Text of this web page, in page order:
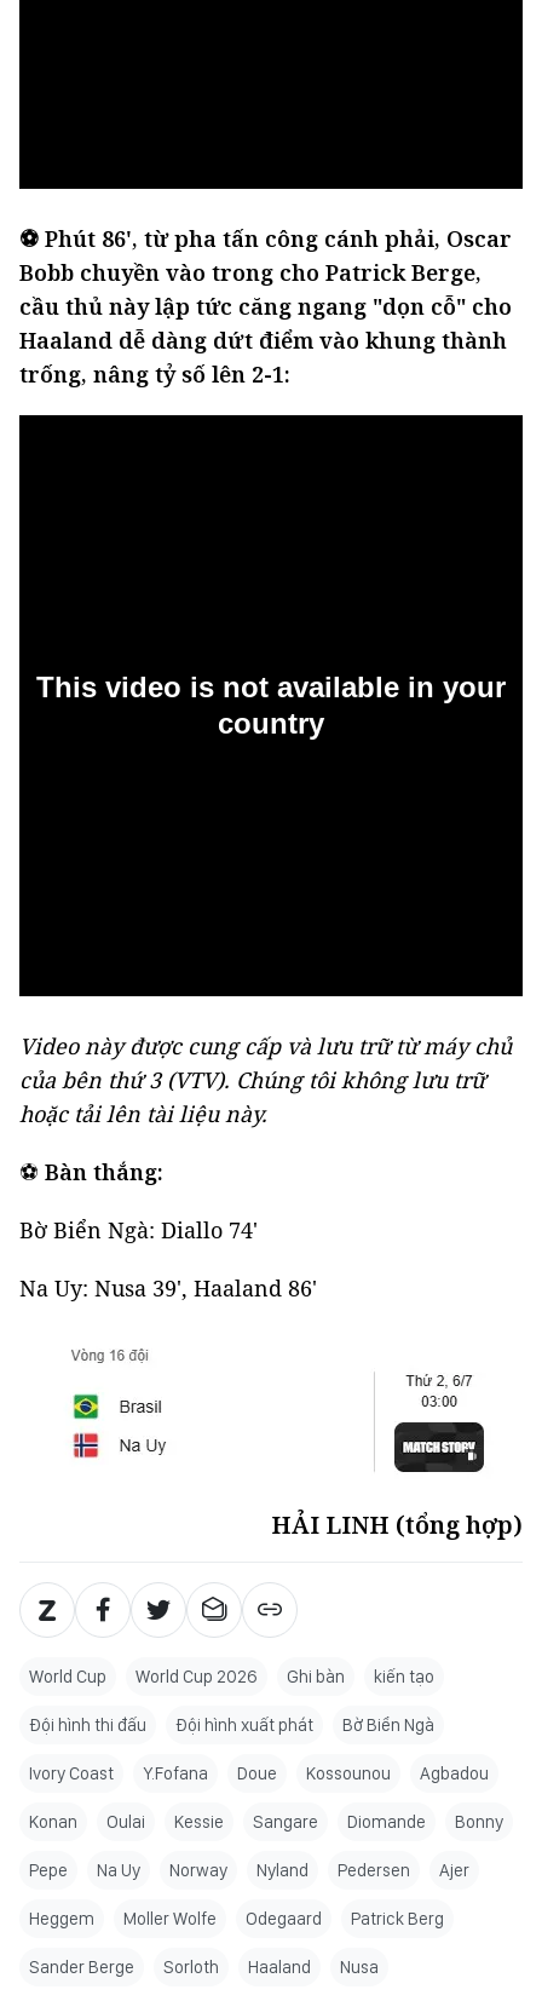
⚽ Phút 86', từ pha tấn công cánh phải, Oscar
Bobb chuyền vào trong cho Patrick Berge,
cầu thủ này lập tức căng ngang "dọn cỗ" cho
Haaland dễ dàng dứt điểm vào khung thành
trống, nâng tỷ số lên 2-1:
Video này được cung cấp và lưu trữ từ máy chủ
của bên thứ 3 (VTV). Chúng tôi không lưu trữ
hoặc tải lên tài liệu này.
⚽ Bàn thắng:
Bờ Biển Ngà: Diallo 74'
Na Uy: Nusa 39', Haaland 86'
HẢI LINH (tổng hợp)
World Cup World Cup 2026 Ghi bàn kiến tạo
Đội hình thi đấu Đội hình xuất phát Bờ Biển Ngà
Ivory Coast Y.Fofana Doue Kossounou Agbadou
Konan Oulai Kessie Sangare Diomande Bonny
Pepe Na Uy Norway Nyland Pedersen Ajer
Heggem Moller Wolfe Odegaard Patrick Berg
Sander Berge Sorloth Haaland Nusa